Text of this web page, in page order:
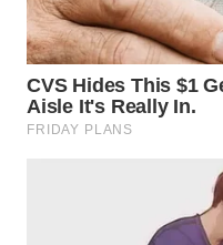
WN
KALBAR
WN
KALTENG